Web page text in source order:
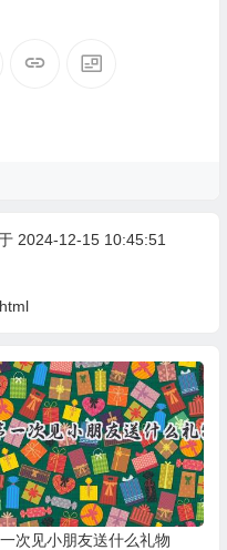
2024-12-15 10:45:51
次见小朋友送什么礼物